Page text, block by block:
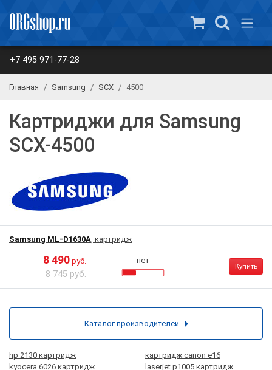
+7 495 971-77-28
Главная Samsung SCX 4500
Картриджи для Samsung
SCX-4500
Samsung ML-D1630A, картридж
8 490 руб.
8 745 руб.
нет
Купить
hp 2130 картридж
картридж canon e16
kyocera 6026 картридж
laserjet p1005 картридж